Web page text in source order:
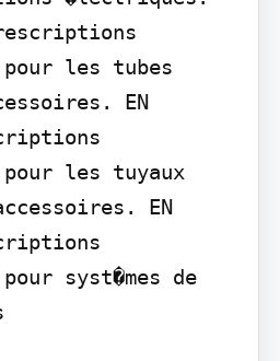
les tubes
EN
les tuyaux
EN
syst�mes de